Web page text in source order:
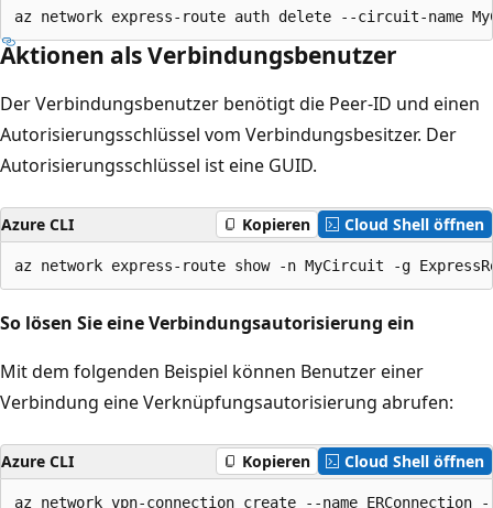
Aktionen als Verbindungsbenutzer
Der Verbindungsbenutzer benötigt die Peer-ID und einen
Autorisierungsschlüssel vom Verbindungsbesitzer. Der
Autorisierungsschlüssel ist eine GUID.
Azure CLI Kopieren Cloud Shell öffnen
So lösen Sie eine Verbindungsautorisierung ein
Mit dem folgenden Beispiel können Benutzer einer
Verbindung eine Verknüpfungsautorisierung abrufen:
Azure CLI Kopieren Cloud Shell öffnen